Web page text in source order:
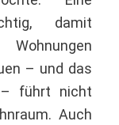
damit
– und das
– führt nicht
Auch